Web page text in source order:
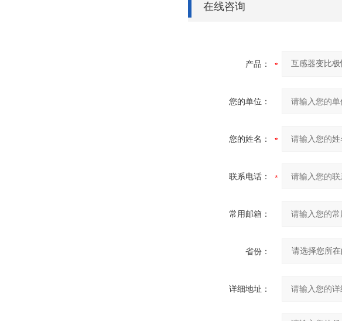
在线咨询
产品：
您的单位：
您的姓名：
联系电话：
常用邮箱：
省份：
详细地址：